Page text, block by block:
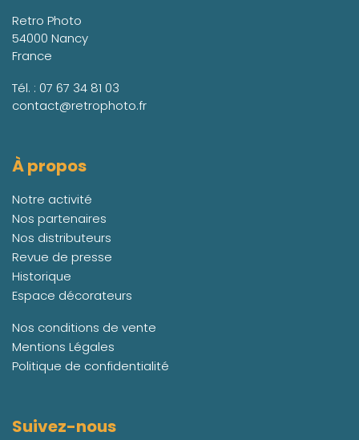
Retro Photo
54000 Nancy
France
Tél. : 07 67 34 81 03
contact@retrophoto.fr
À propos
Notre activité
Nos partenaires
Nos distributeurs
Revue de presse
Historique
Espace décorateurs
Nos conditions de vente
Mentions Légales
Politique de confidentialité
Suivez-nous